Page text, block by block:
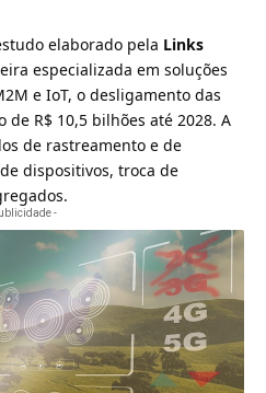
elaborado pela Links
especializada em soluções
e IoT, o desligamento das
de R$ 10,5 bilhões até 2028. A
de rastreamento e de
dispositivos, troca de
-